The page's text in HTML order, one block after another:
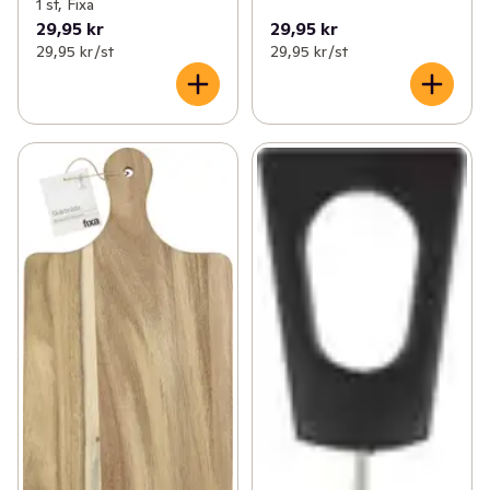
1 st, Fixa
29,95 kr
29,95 kr /st
29,95 kr
29,95 kr /st